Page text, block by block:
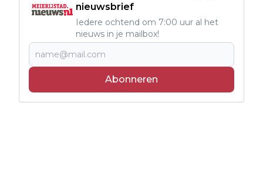
nieuwsbrief
Iedere ochtend om 7:00 uur al het
nieuws in je mailbox!
Abonneren